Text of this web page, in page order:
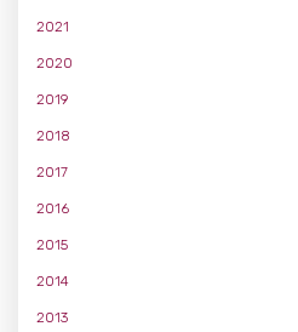
2021
2020
2019
2018
2017
2016
2015
2014
2013